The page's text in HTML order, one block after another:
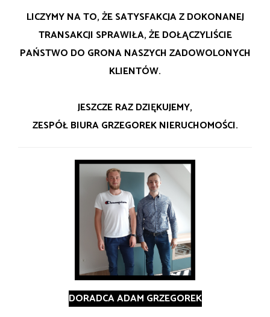
LICZYMY NA TO, ŻE SATYSFAKCJA Z DOKONANEJ
TRANSAKCJI SPRAWIŁA, ŻE DOŁĄCZYLIŚCIE
PAŃSTWO DO GRONA NASZYCH ZADOWOLONYCH
KLIENTÓW.
JESZCZE RAZ DZIĘKUJEMY,
ZESPÓŁ BIURA GRZEGOREK NIERUCHOMOŚCI.
DORADCA ADAM GRZEGOREK